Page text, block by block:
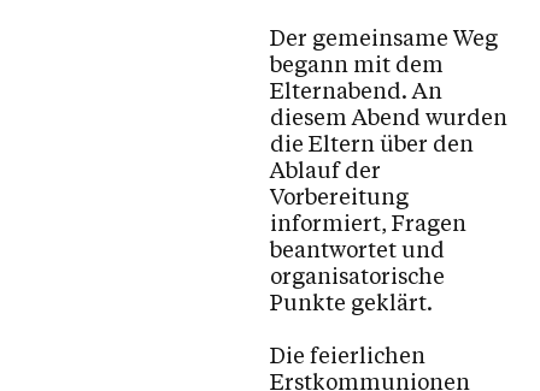
Der gemeinsame Weg
begann mit dem
Elternabend. An
diesem Abend wurden
die Eltern über den
Ablauf der
Vorbereitung
informiert, Fragen
beantwortet und
organisatorische
Punkte geklärt.
Die feierlichen
Erstkommunionen